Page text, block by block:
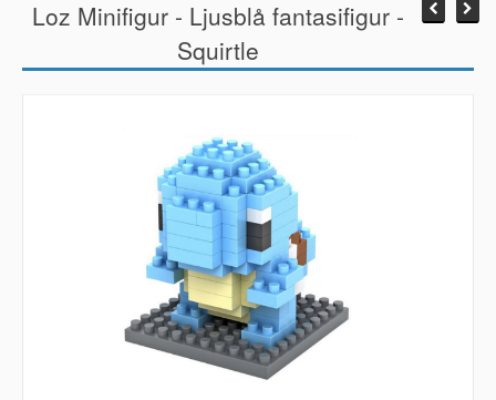
Loz Minifigur - Ljusblå fantasifigur -
Squirtle